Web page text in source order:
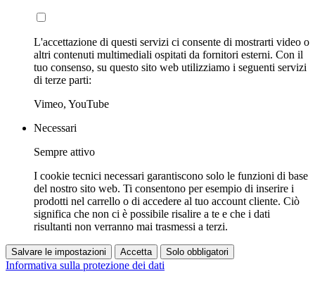
L'accettazione di questi servizi ci consente di mostrarti video o
altri contenuti multimediali ospitati da fornitori esterni. Con il
tuo consenso, su questo sito web utilizziamo i seguenti servizi
di terze parti:
Vimeo, YouTube
Necessari
Sempre attivo
I cookie tecnici necessari garantiscono solo le funzioni di base
del nostro sito web. Ti consentono per esempio di inserire i
prodotti nel carrello o di accedere al tuo account cliente. Ciò
significa che non ci è possibile risalire a te e che i dati
risultanti non verranno mai trasmessi a terzi.
Salvare le impostazioni Accetta Solo obbligatori
Informativa sulla protezione dei dati